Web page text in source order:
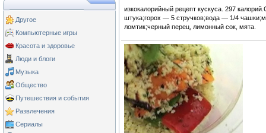
Другое
Компьютерные игры
Красота и здоровье
Люди и блоги
Музыка
Общество
Путешествия и события
Развлечения
Сериалы
изкокалорийный рецепт кускуса. 297
штука;горох — 5 стручков;вода — 1/4
ломтик;черный перец, лимонный сок, мята.